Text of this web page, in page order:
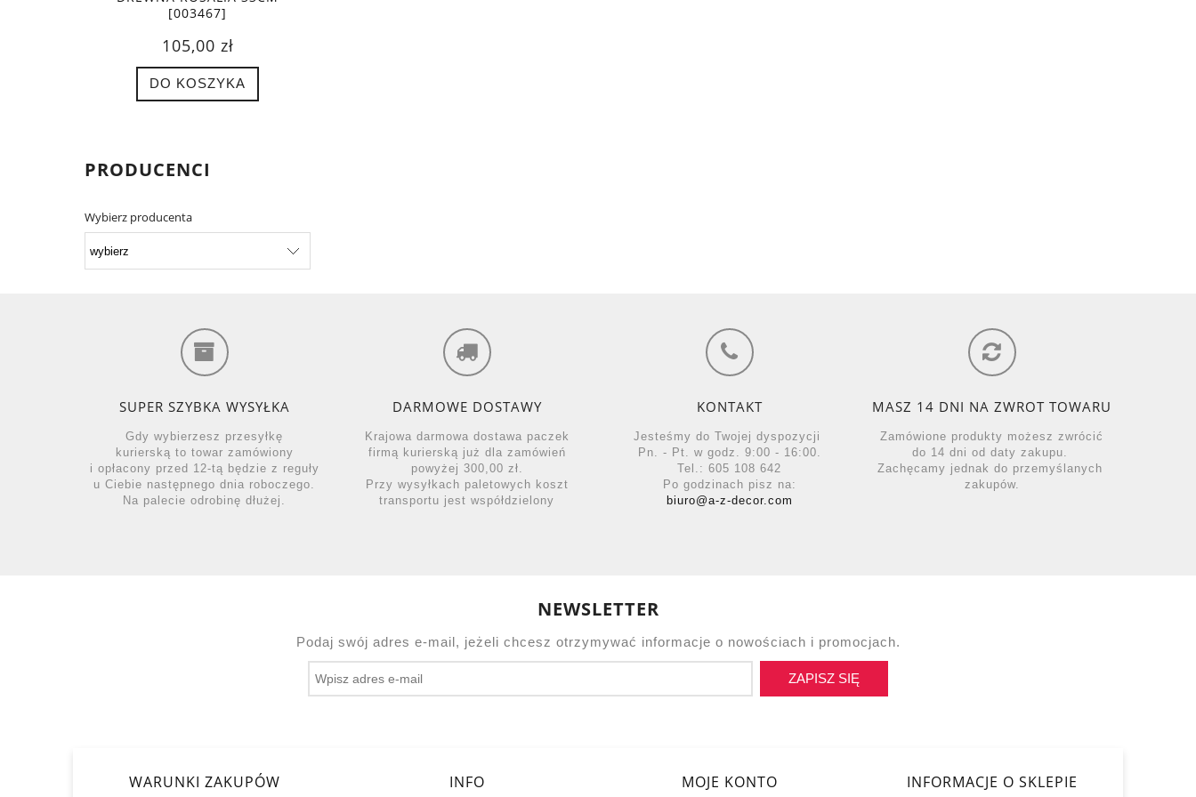
[003467]
105,00 zł
DO KOSZYKA
PRODUCENCI
Wybierz producenta
SUPER SZYBKA WYSYŁKA
Gdy wybierzesz przesyłkę
kurierską to towar zamówiony
i opłacony przed 12-tą będzie z reguły
u Ciebie następnego dnia roboczego.
Na palecie odrobinę dłużej.
DARMOWE DOSTAWY
Krajowa darmowa dostawa paczek
firmą kurierską już dla zamówień
powyżej 300,00 zł.
Przy wysyłkach paletowych koszt
transportu jest współdzielony
KONTAKT
Jesteśmy do Twojej dyspozycji
Pn. - Pt. w godz. 9:00 - 16:00.
Tel.: 605 108 642
Po godzinach pisz na:
biuro@a-z-decor.com
MASZ 14 DNI NA ZWROT TOWARU
Zamówione produkty możesz zwrócić
do 14 dni od daty zakupu.
Zachęcamy jednak do przemyślanych
zakupów.
NEWSLETTER
Podaj swój adres e-mail, jeżeli chcesz otrzymywać informacje o nowościach i promocjach.
ZAPISZ SIĘ
WARUNKI ZAKUPÓW INFO MOJE KONTO INFORMACJE O SKLEPIE